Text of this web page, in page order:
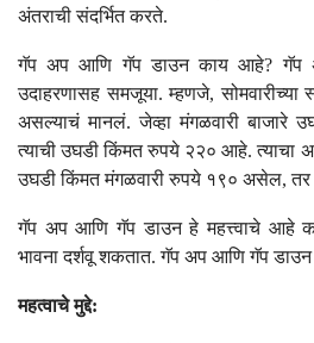
अंतराची संदर्भित करते.
गॅप अप आणि गॅप डाउन काय आहे? गॅप
उदाहरणासह समजूया. म्हणजे,
असल्याचं मानलं. जेव्हा मंगळवारी बाजारे
त्याची उघडी किंमत रुपये २२० आहे. त्याचा
उघडी किंमत मंगळवारी रुपये १९० असेल, तर
गॅप अप आणि गॅप डाउन हे महत्त्वाचे आहे
भावना दर्शवू शकतात. गॅप अप आणि गॅप
महत्वाचे मुद्दे: